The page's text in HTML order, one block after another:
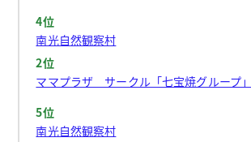
4位
南光自然観察村
2位
ママプラザ サークル「七宝焼グループ」
5位
南光自然観察村